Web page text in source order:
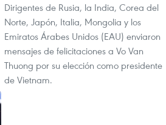
Dirigentes de Rusia, la India, Corea del
Norte, Japón, Italia, Mongolia y los
Emiratos Árabes Unidos (EAU) enviaron
mensajes de felicitaciones a Vo Van
Thuong por su elección como presidente
de Vietnam.